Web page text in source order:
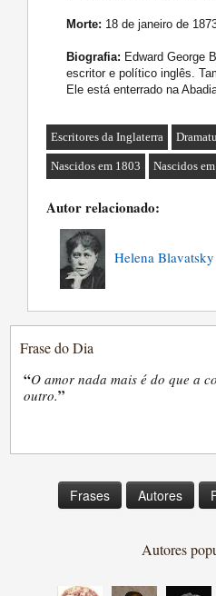
Morte: 18 de janeiro de
Biografia: Edward George
escritor e político inglês.
Ele está enterrado na
Escritores da Inglaterra
Nascidos em 1803 Nascidos
Autor relacionado:
Helena Blavatsky
Frase do Dia
“O amor nada mais é do que a
outro.”
Frases Autores
Autores